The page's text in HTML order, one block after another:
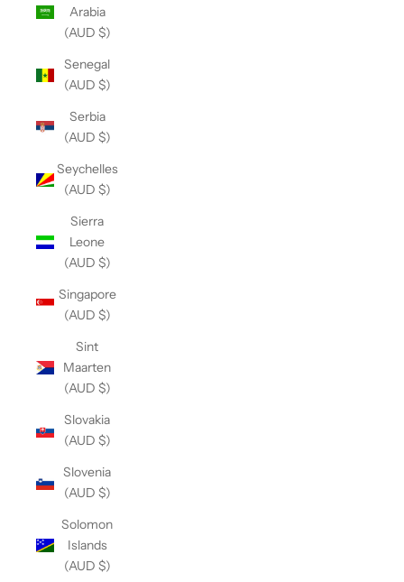
Arabia
(AUD $)
Senegal
(AUD $)
Serbia
(AUD $)
Seychelles
(AUD $)
Sierra
Leone
(AUD $)
Singapore
(AUD $)
Sint
Maarten
(AUD $)
Slovakia
(AUD $)
Slovenia
(AUD $)
Solomon
Islands
(AUD $)